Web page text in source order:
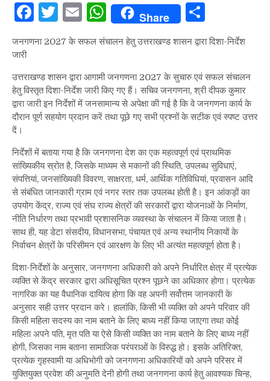
Facebook
Twitter
EmailWhatsApp
Share
जनगणना 2027 के सफल संचालन हेतु उत्तराखण्ड शासन द्वारा दिशा-निर्देश
जारी
उत्तराखण्ड शासन द्वारा आगामी जनगणना 2027 के सुचारु एवं सफल संचालन
हेतु विस्तृत दिशा-निर्देश जारी किए गए हैं। सचिव जनगणना, श्री दीपक कुमार
द्वारा जारी इन निर्देशों में जनसामान्य से अपेक्षा की गई है कि वे जनगणना कार्य के
दौरान पूर्ण सहयोग प्रदान करें तथा पूछे गए सभी प्रश्नों के सटीक एवं स्पष्ट उत्तर
दें।
निर्देशों में बताया गया है कि जनगणना देश का एक महत्वपूर्ण एवं प्राथमिक
सांख्यिकीय स्रोत है, जिसके माध्यम से मकानों की स्थिति, उपलब्ध सुविधाएं,
संपत्तियां, जनसांख्यिकी विवरण, साक्षरता, धर्म, आर्थिक गतिविधियां, प्रवासन आदि
से संबंधित जानकारी ग्राम एवं नगर स्तर तक उपलब्ध होती है। इन आंकड़ों का
उपयोग केंद्र, राज्य एवं संघ राज्य क्षेत्रों की सरकारों द्वारा योजनाओं के निर्माण,
नीति निर्धारण तथा प्रभावी प्रशासनिक व्यवस्था के संचालन में किया जाता है।
साथ ही, यह डेटा संसदीय, विधानसभा, पंचायत एवं अन्य स्थानीय निकायों के
निर्वाचन क्षेत्रों के परिसीमन एवं आरक्षण के लिए भी अत्यंत महत्वपूर्ण होता है।
दिशा-निर्देशों के अनुसार, जनगणना अधिकारी को अपने निर्धारित क्षेत्र में प्रत्येक
व्यक्ति से केंद्र सरकार द्वारा अधिसूचित प्रश्न पूछने का अधिकार होगा। प्रत्येक
नागरिक का यह वैधानिक दायित्व होगा कि वह अपनी सर्वोत्तम जानकारी के
अनुसार सही उत्तर प्रदान करे। हालांकि, किसी भी व्यक्ति को अपने परिवार की
किसी महिला सदस्य का नाम बताने के लिए बाध्य नहीं किया जाएगा तथा कोई
महिला अपने पति, मृत पति या ऐसे किसी व्यक्ति का नाम बताने के लिए बाध्य नहीं
होगी, जिसका नाम बताना सामाजिक परंपराओं के विरुद्ध हो। इसके अतिरिक्त,
प्रत्येक गृहस्वामी या अधिभोगी को जनगणना अधिकारियों को अपने परिसर में
युक्तियुक्त प्रवेश की अनुमति देनी होगी तथा जनगणना कार्य हेतु आवश्यक चिन्ह,